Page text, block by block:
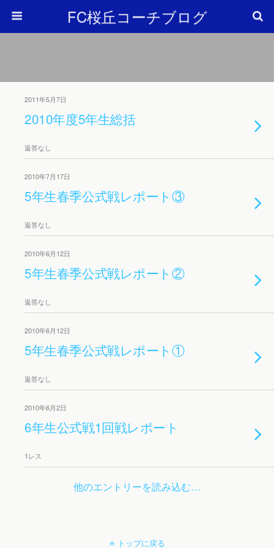
FC桜丘コーチブログ
2011年5月7日
2010年度5年生総括
返答なし
2010年7月17日
5年生春季公式戦レポート③
返答なし
2010年6月12日
5年生春季公式戦レポート②
返答なし
2010年6月12日
5年生春季公式戦レポート①
返答なし
2010年6月2日
6年生公式戦1回戦レポート
1レス
他のエントリーを読み込む…
トップに戻る